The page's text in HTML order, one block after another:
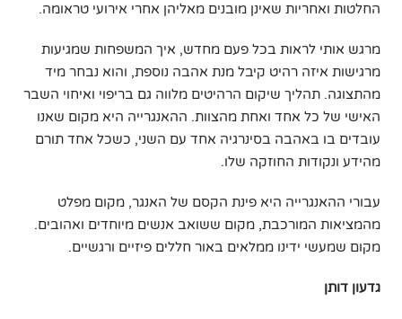
החלטות ואחריות שאינן מובנים מאליהן אחרי אירועי טראומה.
מרגש אותי לראות בכל פעם מחדש, איך המשפחות שמגיעות
מרגישות איזה רהיט קיבל מנת אהבה נוספת, והוא נבחר מיד
מהתצוגה. תהליך שיקום הרהיטים מלווה גם בריפוי ואיחוי השבר
האישי של כל אחד ואחת מהצוות. ההאנגרייה היא מקום שאנו
עובדים בו באהבה בסינרגיה אחד עם השני, כשכל אחד תורם
מהידע ונקודות החוזקה שלו.
עבורי ההאנגרייה היא פינת הקסם של האנגר, מקום מפלט
מהמציאות המורכבת, מקום ששואב אנשים מיוחדים ואהובים.
מקום שמעשי ידינו ממלאים באור חללים פיזיים ורגשיים.
גדעון דותן